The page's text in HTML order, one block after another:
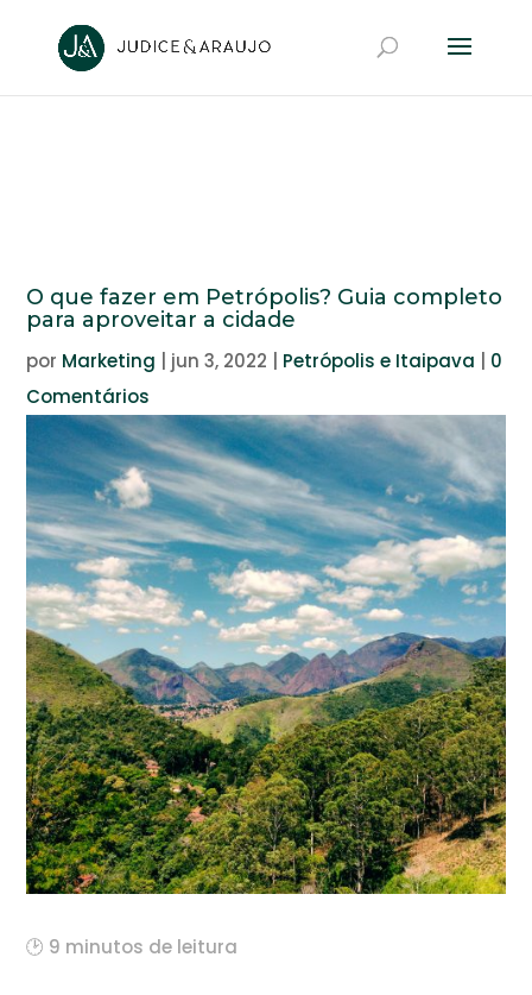
O que fazer em Petrópolis? Guia completo
para aproveitar a cidade
por Marketing jun 3, 2022 Petrópolis e Itaipava
0
Comentários
🕑 9 minutos de leitura